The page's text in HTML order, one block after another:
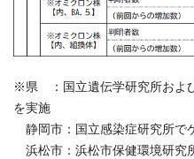
※県 ：国立遺伝学研究所およ
を実施
静岡市：国立感染症研究所で
浜松市：浜松市保健環境研究